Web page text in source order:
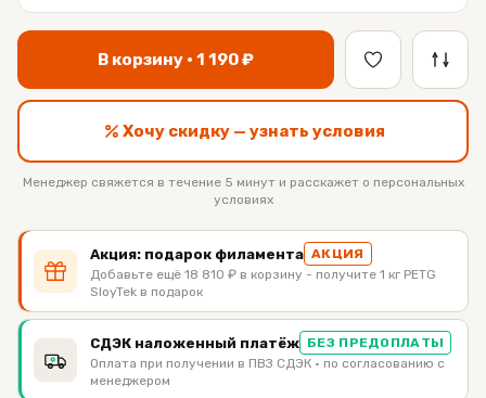
В корзину · 1 190₽
Хочу скидку — узнать условия
Менеджер свяжется в течение 5 минут и расскажет о персональных
условиях
Акция: подарок филамента АКЦИЯ
Добавьте ещё 18 810 ₽ в корзину - получите 1 кг PETG
SloyTek в подарок
СДЭК наложенный платёж БЕЗ ПРЕДОПЛАТЫ
Оплата при получении в ПВЗ СДЭК · по согласованию с
менеджером